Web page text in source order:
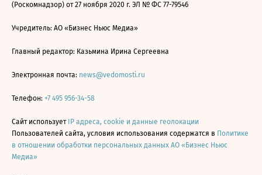
(Роскомнадзор) от 27 ноября 2020 г. ЭЛ № ФС 77-79546
Учредитель: АО «Бизнес Ньюс Медиа»
Главный редактор: Казьмина Ирина Сергеевна
Электронная почта: news@vedomosti.ru
Телефон: +7 495 956-34-58
Сайт использует IP адреса, cookie и данные геолокации
Пользователей сайта, условия использования содержатся в Политике
в отношении обработки персональных данных АО «Бизнес Ньюс
Медиа»